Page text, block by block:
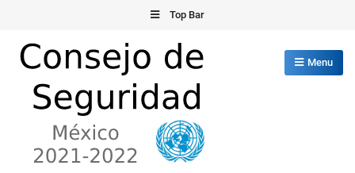
content
Top Bar
Menu